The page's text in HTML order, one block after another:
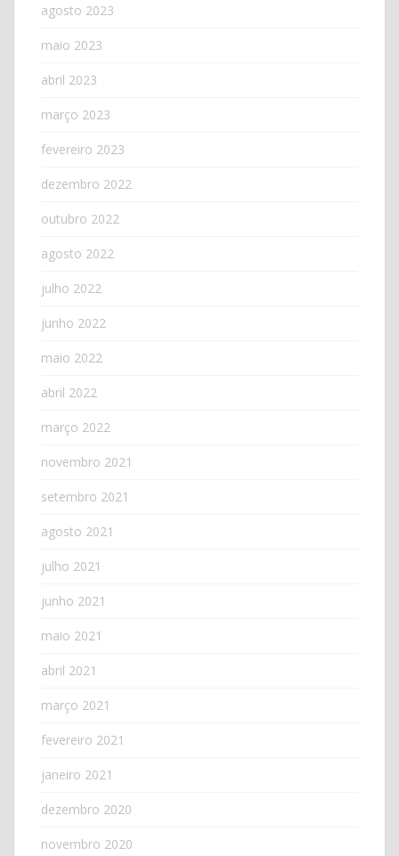
agosto 2023
maio 2023
abril 2023
março 2023
fevereiro 2023
dezembro 2022
outubro 2022
agosto 2022
julho 2022
junho 2022
maio 2022
abril 2022
março 2022
novembro 2021
setembro 2021
agosto 2021
julho 2021
junho 2021
maio 2021
abril 2021
março 2021
fevereiro 2021
janeiro 2021
dezembro 2020
novembro 2020